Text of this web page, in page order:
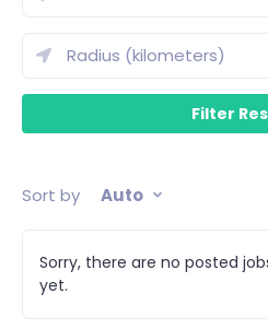
Sort by Auto
Sorry, there are no posted
yet.